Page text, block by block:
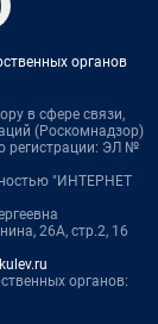
органов
в сфере связи,
(Роскомнадзор)
регистрации: ЭЛ №
"ИНТЕРНЕТ
26А, стр.2, 16
органов: